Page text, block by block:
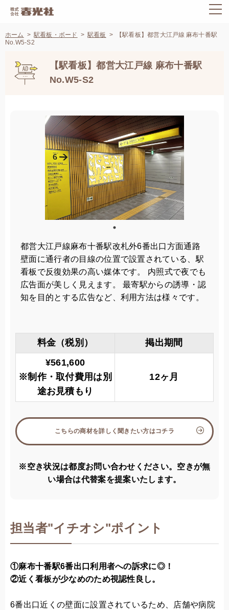
ホーム 駅看板・ボード 駅看板
【駅看板】都営大江戸線 麻布十番駅
No.W5-S2
【駅看板】都営大江戸線 麻布十番駅
No.W5-S2
都営大江戸線麻布十番駅改札外6番出口方面通路
壁面に通行者の目線の位置で設置されている、駅
看板で反復効果の高い媒体です。 内照式で夜でも
広告面が美しく見えます。 最寄駅からの誘導・認
知を目的とする広告など、利用方法は様々です。
料金（税別）
掲出期間
¥561,600
※制作・取付費用は別
途お見積もり
12ヶ月
こちらの商材を詳しく聞きたい方はコチラ
※空き状況は都度お問い合わせください。空きが無
い場合は代替案を提案いたします。
担当者"イチオシ"ポイント
①麻布十番駅6番出口利用者への訴求に◎！
②近く看板が少なめのため視認性良し。
6番出口近くの壁面に設置されているため、店舗や病院